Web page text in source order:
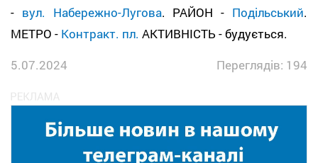
- вул. Набережно-Лугова. РАЙОН - Подільський.
МЕТРО - Контракт. пл. АКТИВНІСТЬ - будується.
5.07.2024
Переглядів: 194